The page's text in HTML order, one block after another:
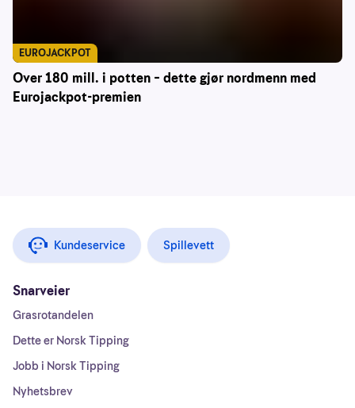
Over 180 mill. i potten – dette gjør nordmenn med
Eurojackpot-premien
EUROJACKPOT
Kundeservice Spillevett
Snarveier
Grasrotandelen
Dette er Norsk Tipping
Jobb i Norsk Tipping
Nyhetsbrev